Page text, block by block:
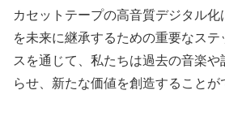
カセットテープの高音質デジタル
を未来に継承するための重要なス
スを通じて、私たちは過去の音楽
らせ、新たな価値を創造することが